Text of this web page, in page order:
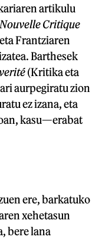
artikulu
Nouvelle Critique
Frantziaren
Barthesek
(Kritika eta
aurpegiratu zion
ez izana, eta
kasu—erabat
ere, barkatuko
xehetasun
bere lana